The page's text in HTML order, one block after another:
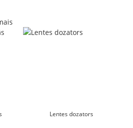
Lentes dozators